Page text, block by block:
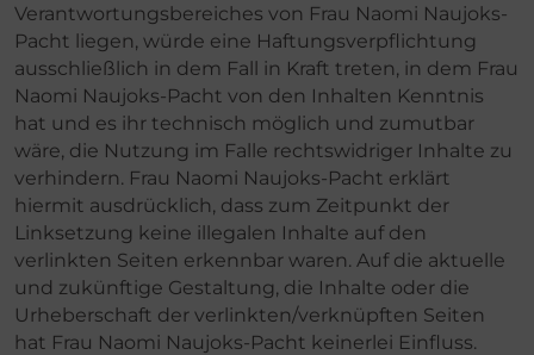
Verantwortungsbereiches von Frau Naomi Naujoks-
Pacht liegen, würde eine Haftungsverpflichtung
ausschließlich in dem Fall in Kraft treten, in dem Frau
Naomi Naujoks-Pacht von den Inhalten Kenntnis
hat und es ihr technisch möglich und zumutbar
wäre, die Nutzung im Falle rechtswidriger Inhalte zu
verhindern. Frau Naomi Naujoks-Pacht erklärt
hiermit ausdrücklich, dass zum Zeitpunkt der
Linksetzung keine illegalen Inhalte auf den
verlinkten Seiten erkennbar waren. Auf die aktuelle
und zukünftige Gestaltung, die Inhalte oder die
Urheberschaft der verlinkten/verknüpften Seiten
hat Frau Naomi Naujoks-Pacht keinerlei Einfluss.